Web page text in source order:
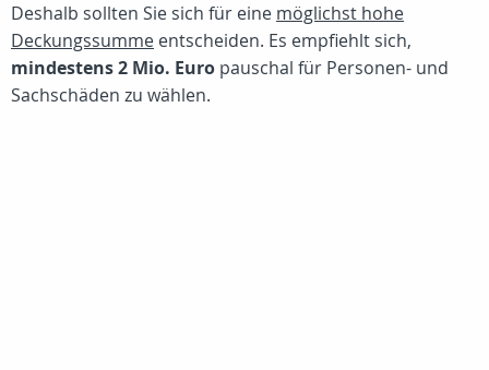
Deshalb sollten Sie sich für eine möglichst hohe
Deckungssumme entscheiden. Es empfiehlt sich,
mindestens 2 Mio. Euro pauschal für Personen- und
Sachschäden zu wählen.